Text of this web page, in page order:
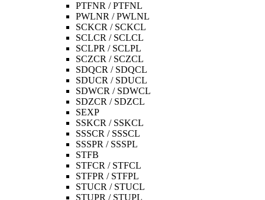
PTFNR / PTFNL
PWLNR / PWLNL
SCKCR / SCKCL
SCLCR / SCLCL
SCLPR / SCLPL
SCZCR / SCZCL
SDQCR / SDQCL
SDUCR / SDUCL
SDWCR / SDWCL
SDZCR / SDZCL
SEXP
SSKCR / SSKCL
SSSCR / SSSCL
SSSPR / SSSPL
STFB
STFCR / STFCL
STFPR / STFPL
STUCR / STUCL
STUPR / STUPL